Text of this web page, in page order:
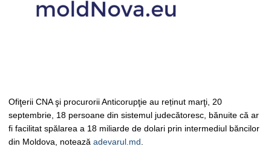
Ofiţerii CNA şi procurorii Anticorupţie au reținut marţi, 20
septembrie, 18 persoane din sistemul judecătoresc, bănuite că ar
fi facilitat spălarea a 18 miliarde de dolari prin intermediul băncilor
din Moldova, notează adevarul.md